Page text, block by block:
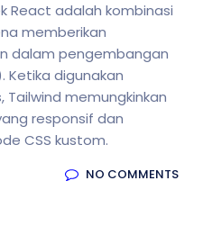
React adalah kombinasi
memberikan
dalam pengembangan
Ketika digunakan
memungkinkan
responsif dan
CSS kustom.
NO COMMENTS